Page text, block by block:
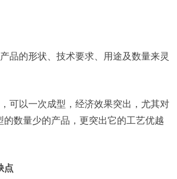
产品的形状、技术要求、用途及数量来灵
，可以一次成型，经济效果突出，尤其对
的数量少的产品，更突出它的工艺优越
点